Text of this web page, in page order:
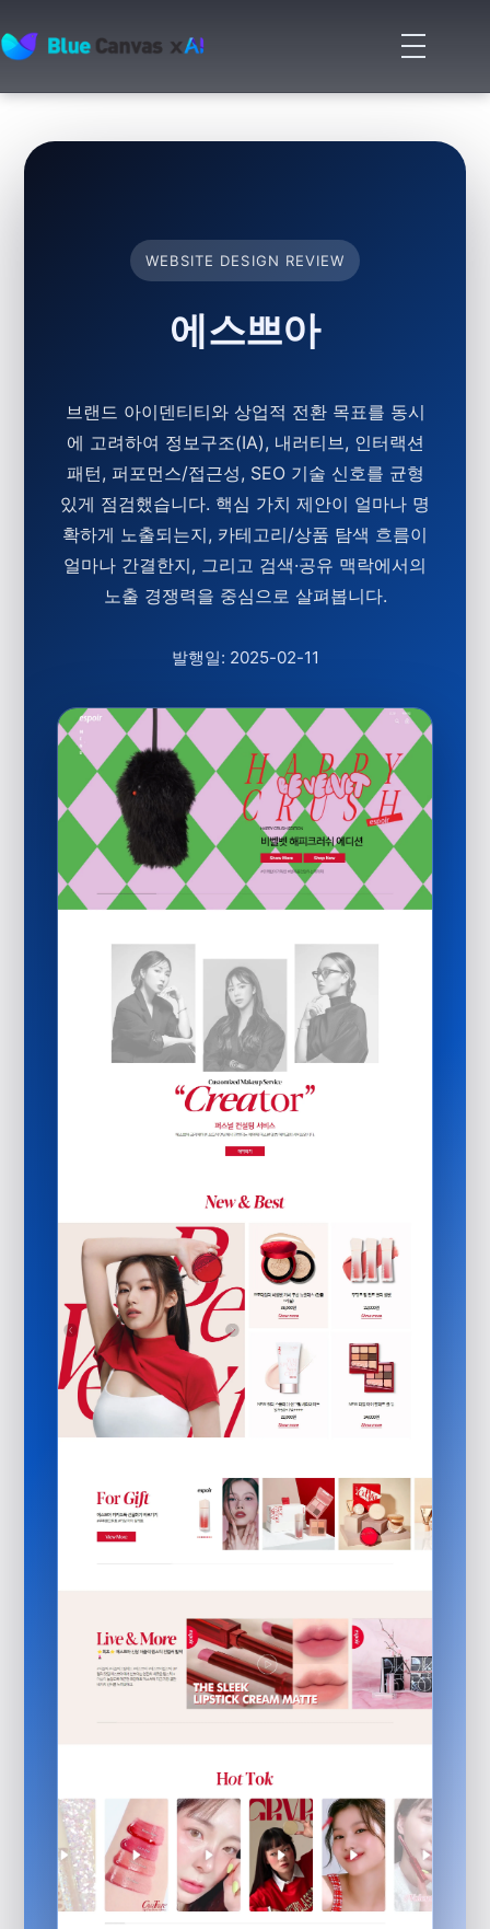
BLUECANVAS
메
뉴
기
WEBSITE DESIGN REVIEW
에스쁘아
브랜드 아이덴티티와 상업적 전환 목표를 동시
에 고려하여 정보구조(IA), 내러티브, 인터랙션
패턴, 퍼포먼스/접근성, SEO 기술 신호를 균형
있게 점검했습니다. 핵심 가치 제안이 얼마나 명
확하게 노출되는지, 카테고리/상품 탐색 흐름이
얼마나 간결한지, 그리고 검색·공유 맥락에서의
노출 경쟁력을 중심으로 살펴봅니다.
발행일: 2025-02-11